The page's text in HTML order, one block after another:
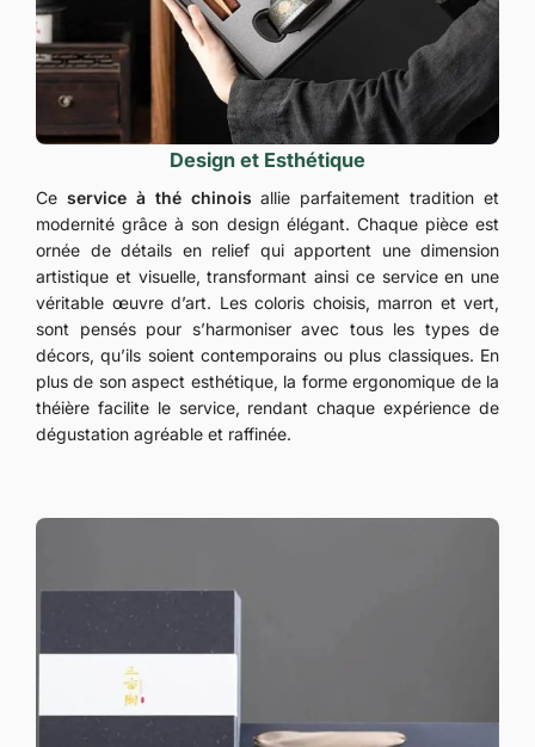
Design et Esthétique
Ce service à thé chinois allie parfaitement tradition et
modernité grâce à son design élégant. Chaque pièce est
ornée de détails en relief qui apportent une dimension
artistique et visuelle, transformant ainsi ce service en une
véritable œuvre d’art. Les coloris choisis, marron et vert,
sont pensés pour s’harmoniser avec tous les types de
décors, qu’ils soient contemporains ou plus classiques. En
plus de son aspect esthétique, la forme ergonomique de la
théière facilite le service, rendant chaque expérience de
dégustation agréable et raffinée.